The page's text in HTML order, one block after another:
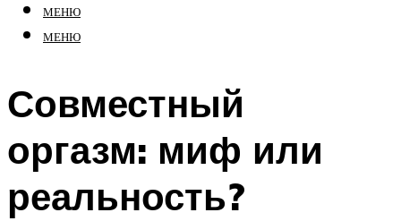
МЕНЮ
МЕНЮ
Совместный
оргазм: миф или
реальность?